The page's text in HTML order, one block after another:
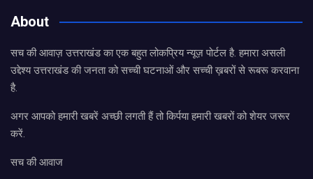
About
सच की आवाज़ उत्तराखंड का एक बहुत लोकप्रिय न्यूज़ पोर्टल है. हमारा असली
उद्देश्य उत्तराखंड की जनता को सच्ची घटनाओं और सच्ची ख़बरों से रूबरू करवाना
है.
अगर आपको हमारी खबरें अच्छी लगती हैं तो किर्पया हमारी खबरों को शेयर जरूर
करें.
सच की आवाज